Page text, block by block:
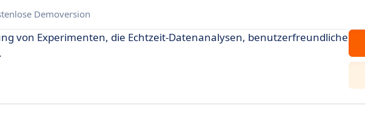
Demoversion
von Experimenten, die Echtzeit-Datenanalysen, benutzerfreundliche